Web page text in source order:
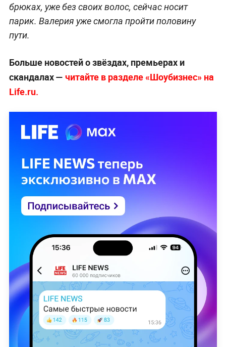
брюках, уже без своих волос, сейчас носит
парик. Валерия уже смогла пройти половину
пути.
Больше новостей о звёздах, премьерах и
скандалах — читайте в разделе «Шоубизнес» на
Life.ru.